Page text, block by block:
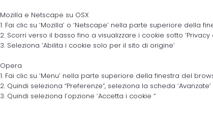
Mozilla e Netscape su OSX
1. Fai clic su ‘Mozilla’ o ‘Netscape’ nella parte superiore della
2. Scorri verso il basso fino a visualizzare i cookie sotto ‘Privacy
3. Seleziona ‘Abilita i cookie solo per il sito di origine’
Opera
1. Fai clic su ‘Menu’ nella parte superiore della finestra del
2. Quindi seleziona “Preferenze”, seleziona la scheda ‘Avanzate’
3. Quindi seleziona l’opzione ‘Accetta i cookie “